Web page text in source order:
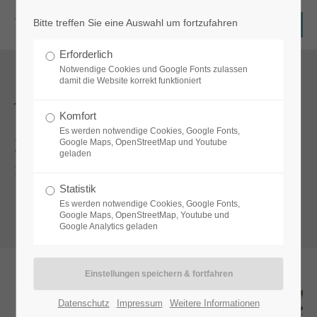
Benutzername
Passwort
Anmelden
Register|Lost your password?
Support
Teamtraining
Zusammenarbeit stärken, Lösungen
finden, gemeinsam wachsen!
Bitte treffen Sie eine Auswahl um fortzufahren
Erforderlich
Notwendige Cookies und Google Fonts zulassen
damit die Website korrekt funktioniert
Komfort
Es werden notwendige Cookies, Google Fonts,
Google Maps, OpenStreetMap und Youtube
geladen
Statistik
Es werden notwendige Cookies, Google Fonts,
Google Maps, OpenStreetMap, Youtube und
Google Analytics geladen
Datenschutz Impressum Weitere Informationen